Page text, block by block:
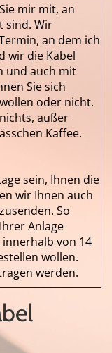
mir mit, an
sind. Wir
an dem ich
wir die Kabel
und auch mit
Sie sich
oder nicht.
außer
Kaffee.
sein, Ihnen die
wir Ihnen auch
So
Anlage
von 14
wollen.
werden.